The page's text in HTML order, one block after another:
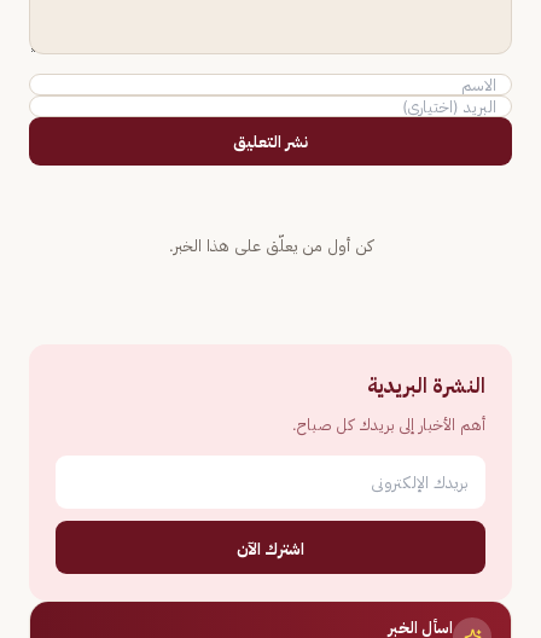
نشر التعليق
كن أول من يعلّق على هذا الخبر.
النشرة البريدية
أهم الأخبار إلى بريدك كل صباح.
اشترك الآن
اسأل الخبر